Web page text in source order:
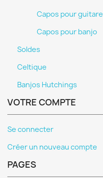
Capos pour guitare
Capos pour banjo
Soldes
Celtique
Banjos Hutchings
VOTRE COMPTE
Se connecter
Créer un nouveau compte
PAGES